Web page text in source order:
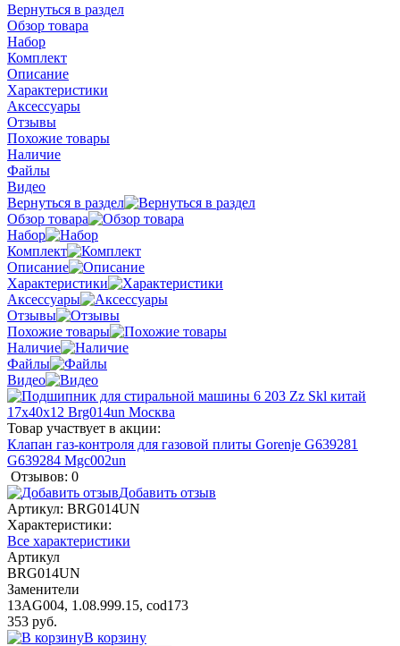
Вернуться в раздел
Обзор товара
Набор
Комплект
Описание
Характеристики
Аксессуары
Отзывы
Похожие товары
Наличие
Файлы
Видео
Вернуться в раздел
Обзор товара
Набор
Комплект
Описание
Характеристики
Аксессуары
Отзывы
Похожие товары
Наличие
Файлы
Видео
Товар участвует в акции:
Клапан газ-контроля для газовой плиты Gorenje G639281
G639284 Mgc002un
Отзывов: 0
Добавить отзыв
Артикул: BRG014UN
Характеристики:
Все характеристики
Артикул
BRG014UN
Заменители
13AG004, 1.08.999.15, cod173
353 руб.
В корзину